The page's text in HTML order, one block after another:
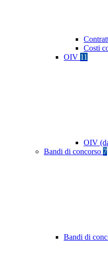
Costi
OIV 11
OIV
Bandi di concorso 7
Bandi di